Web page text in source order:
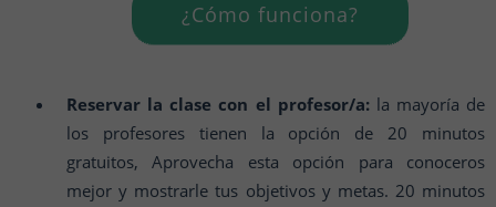
¿Cómo funciona?
Reservar la clase con el profesor/a:la mayoría de
los profesores tienen la opción de 20 minutos
gratuitos, Aprovecha esta opción para conoceros
mejor y mostrarle tus objetivos y metas. 20 minutos